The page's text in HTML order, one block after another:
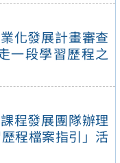
化發展計畫審查
一段學習歷程之
程發展團隊辦理
程檔案指引」活